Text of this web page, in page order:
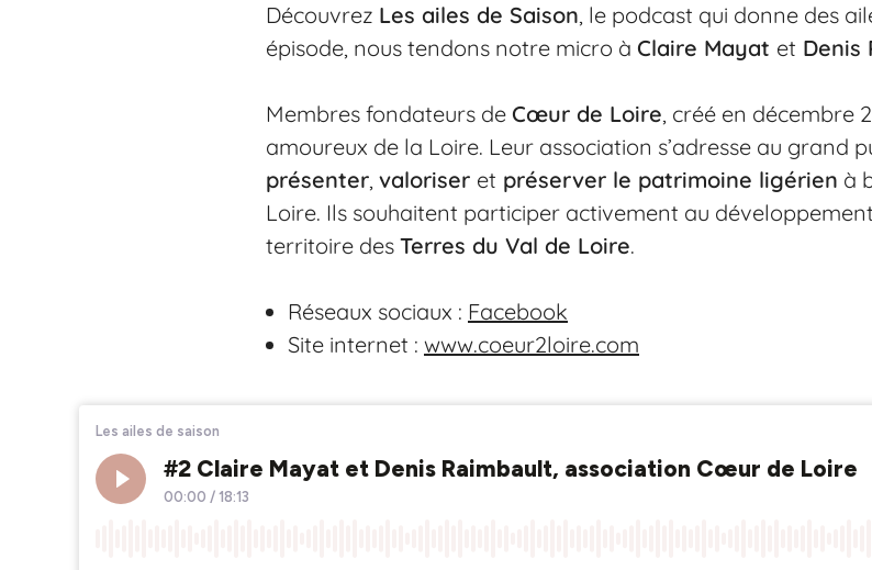
Découvrez Les ailes de Saison, le podcast qui donne des
épisode, nous tendons notre micro à Claire Mayat et Denis
Membres fondateurs de Cœur de Loire, créé en décembre
amoureux de la Loire. Leur association s’adresse au grand
présenter, valoriser et préserver le patrimoine ligérien à
Loire. Ils souhaitent participer activement au
territoire des Terres du Val de Loire.
Réseaux sociaux : Facebook
Site internet : www.coeur2loire.com